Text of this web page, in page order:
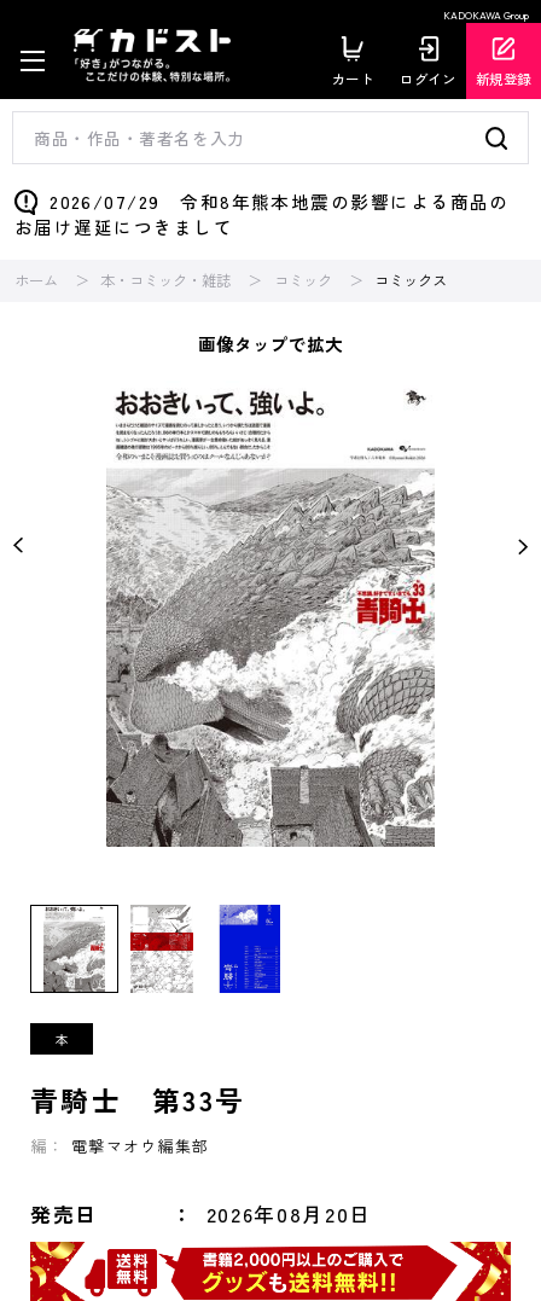
KADOKAWA Group
カート ログイン 新規登録
2026/07/29 令和8年熊本地震の影響による商品の
お届け遅延につきまして
ホーム 本・コミック・雑誌 コミック コミックス
画像タップで拡大
青騎士 第33号
編： 電撃マオウ編集部
発売日 2026年08月20日